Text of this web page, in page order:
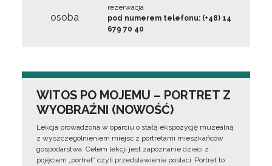
osoba
rezerwacja
pod numerem telefonu: (+48) 14
679 70 40
WITOS PO MOJEMU – PORTRET Z
WYOBRAŹNI (NOWOŚĆ)
Lekcja prowadzona w oparciu o stałą ekspozycję muzealną
z wyszczególnieniem miejsc z portretami mieszkańców
gospodarstwa. Celem lekcji jest zapoznanie dzieci z
pojęciem „portret” czyli przedstawienie postaci. Portret to